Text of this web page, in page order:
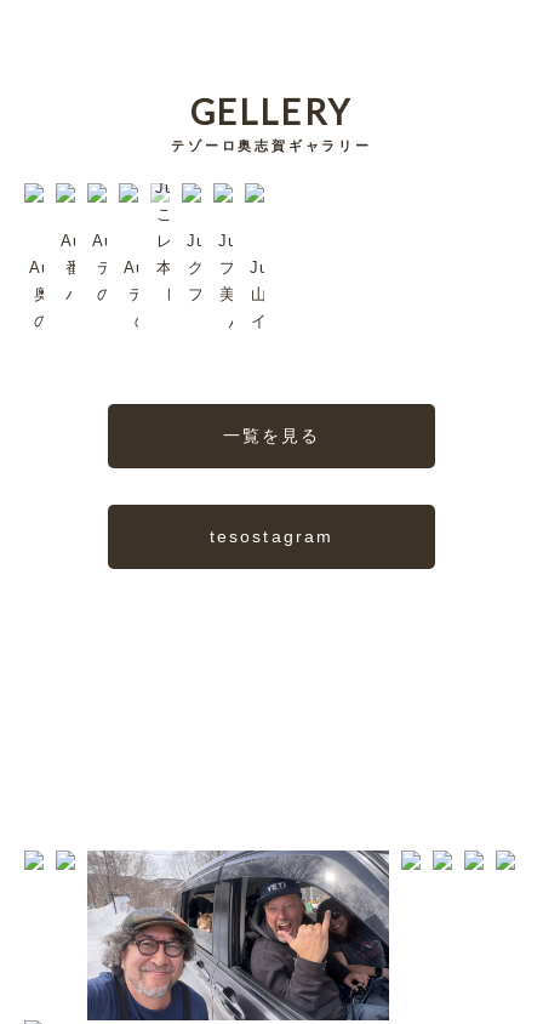
GELLERY
テゾーロ奥志賀ギャラリー
Aug/2023
奥志賀森
の音楽堂
Aug/2023
番頭シン
バくんで
Aug/2023
テゾーロ
のジャズ
2
Aug/2023
テゾーロ
のJazz
Jul/2023
これは超
レア。日
本では珍
しいか
Jul/2023
グリーンタ
フを歩いて
みる？
Jul/2023
プラムも
美味しい
んだよ
Jul/2023
山ノ内町
イイね〜
一覧を見る
tesostagram